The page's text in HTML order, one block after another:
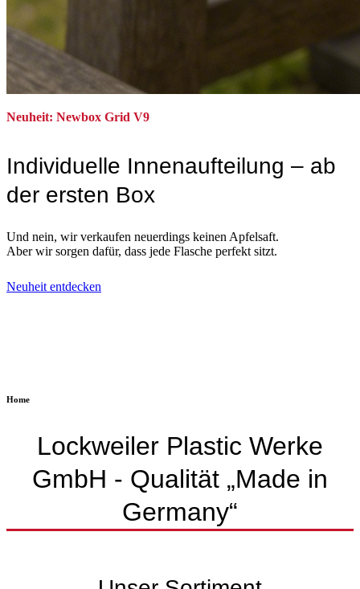
Neuheit: Newbox Grid V9
Individuelle Innenaufteilung – ab
der ersten Box
Und nein, wir verkaufen neuerdings keinen Apfelsaft.
Aber wir sorgen dafür, dass jede Flasche perfekt sitzt.
Neuheit entdecken
Home
Lockweiler Plastic Werke
GmbH - Qualität „Made in
Germany“